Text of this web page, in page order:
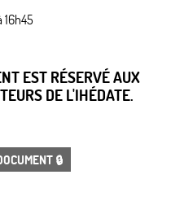
16h45
EST RÉSERVÉ AUX
DE L'IHÉDATE.
🔒